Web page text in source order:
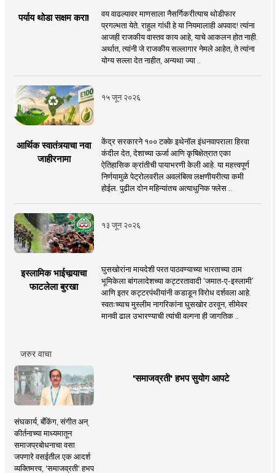
पर्याय थोडा सक्षम करा!
वय वाढल्यावर माणसाला नैसर्गिकरीत्याच थोडीफार
प्रगल्भता येते. राहुल गांधी हे या नियमालाही अपवाद! त्यांना
आजही राजकीय वास्तव काय आहे, याचे आकलन होत नाही.
अर्थात, त्यांनी जे राजकीय सल्लागार नेमले आहेत, ते त्यांना
योग्य सल्ला देत नाहीत, अन्यथा ज्या ..
१५ जून २०२६
आर्थिक स्वातंत्र्याचा नवा
जाहीरनामा
केंद्र सरकारने १०० टक्के इथेनॉल इंधनवापराला हिरवा
कंदील देत, देशाच्या ऊर्जा आणि कृषिक्षेत्रात एका
ऐतिहासिक क्रांतीची पायाभरणी केली आहे. या महत्त्वपूर्ण
निर्णयामुळे पेट्रोलवरील अवलंबित्व लक्षणीयरीत्या कमी
होईल. पुढील दोन महिन्यांतच अत्याधुनिक फ्लेस ..
१३ जून २०२६
इस्लामिक भाईचार्‍याचा
फाटलेला बुरखा
घुसखोरांना मायदेशी परत पाठवण्याच्या भारताच्या ठाम
भूमिकेला बांगलादेशच्या कट्टरतावादी ‘जमात-ए-इस्लामी’
आणि इतर कट्टरपंथीयांनी कडाडून विरोध दर्शवला आहे.
स्वतःच्याच मुस्लीम नागरिकांना घुसखोर ठरवून, सीमेवर
मानवी ढाल उभारण्याची त्यांची वल्गना ही जागतिक ..
जरुर वाचा
'समाजव्रती' हभप सुयोग आपटे
संघकार्य, बँकिंग, संगीत अन्
कीर्तनाच्या माध्यमातून
समाजप्रबोधनाचा वसा
जपणारे वसईतील एक आदर्श
व्यक्तिमत्त्व, 'समाजव्रती' हभप